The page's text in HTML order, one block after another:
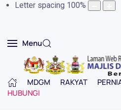
Letter spacing 100%
Menu
MDGM RAKYAT
HUBUNGI